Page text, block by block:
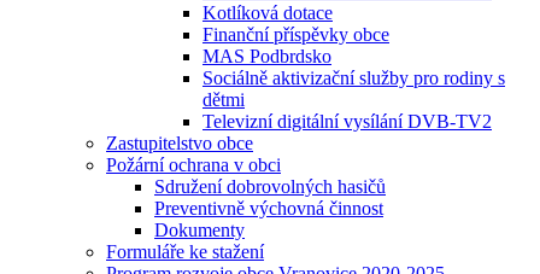
Kotlíková dotace
Finanční příspěvky obce
MAS Podbrdsko
Sociálně aktivizační služby pro rodiny s
dětmi
Televizní digitální vysílání DVB-TV2
Zastupitelstvo obce
Požární ochrana v obci
Sdružení dobrovolných hasičů
Preventivně výchovná činnost
Dokumenty
Formuláře ke stažení